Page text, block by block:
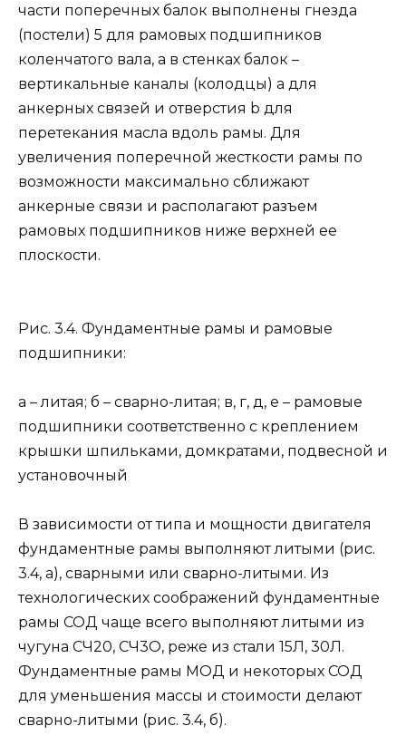
части поперечных балок выполнены гнезда
(постели) 5 для рамовых подшипников
коленчатого вала, а в стенках балок –
вертикальные каналы (колодцы) а для
анкерных связей и отверстия b для
перетекания масла вдоль рамы. Для
увеличения поперечной жесткости рамы по
возможности максимально сближают
анкерные связи и располагают разъем
рамовых подшипников ниже верхней ее
плоскости.
Рис. 3.4. Фундаментные рамы и рамовые
подшипники:
а – литая; б – сварно-литая; в, г, д, е – рамовые
подшипники соответственно с креплением
крышки шпильками, домкратами, подвесной и
установочный
В зависимости от типа и мощности двигателя
фундаментные рамы выполняют литыми (рис.
3.4, а), сварными или сварно-литыми. Из
технологических соображений фундаментные
рамы СОД чаще всего выполняют литыми из
чугуна СЧ20, СЧ3О, реже из стали 15Л, 30Л.
Фундаментные рамы МОД и некоторых СОД
для уменьшения массы и стоимости делают
сварно-литыми (рис. 3.4, б).